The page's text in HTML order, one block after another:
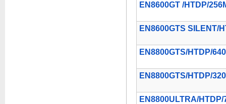
EN8600GT /HTDP/
EN8600GTS SILENT/
EN8800GTS/HTDP/
EN8800GTS/HTDP/
EN8800ULTRA/HTDP/